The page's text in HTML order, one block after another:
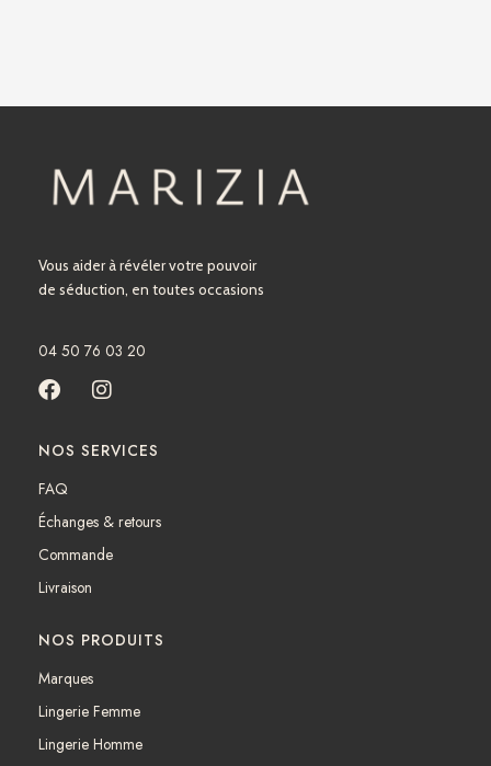
Vous aider à révéler votre pouvoir
de séduction, en toutes occasions
04 50 76 03 20
F
c
e
b
o
k
I
s
t
r
a
NOS SERVICES
FAQ
Échanges & retours
Commande
Livraison
NOS PRODUITS
Marques
Lingerie Femme
Lingerie Homme